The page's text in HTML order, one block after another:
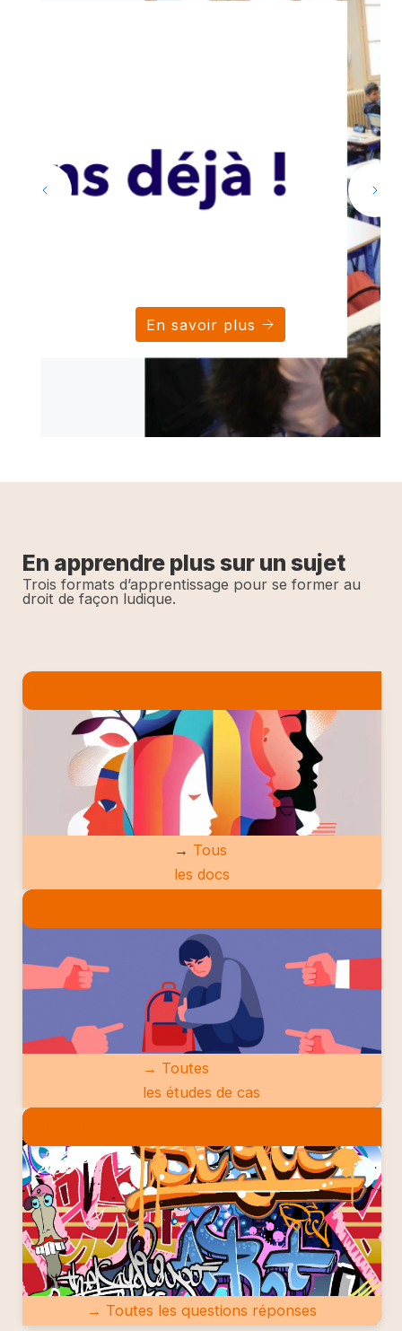
En savoir plus
En apprendre plus sur un sujet
Trois formats d’apprentissage pour se former au
droit de façon ludique.
→ Tous
les docs
→ Toutes
les études de cas
→ Toutes les questions réponses